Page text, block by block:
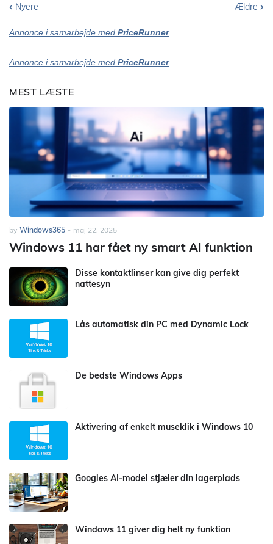
Nyere Ældre
Annonce i samarbejde med PriceRunner
Annonce i samarbejde med PriceRunner
MEST LÆSTE
by Windows365 - maj 22, 2025
Windows 11 har fået ny smart AI funktion
Disse kontaktlinser kan give dig perfekt
nattesyn
Lås automatisk din PC med Dynamic Lock
De bedste Windows Apps
Aktivering af enkelt museklik i Windows 10
Googles AI-model stjæler din lagerplads
Windows 11 giver dig helt ny funktion